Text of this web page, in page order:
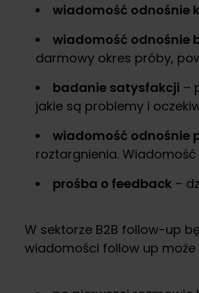
wiadomość odnośnie
wiadomość odnośnie
darmowy okres próby,
badanie satysfakcji –
jakie są problemy i
wiadomość odnośnie
roztargnienia.
prośba o feedback –
W sektorze B2B follow-up
wiadomości follow up może